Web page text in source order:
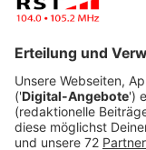
Stefanie Kloß,
einfach zu
Veröffentlichung
„Schritte“ heißt
uns auch das
und die ersten